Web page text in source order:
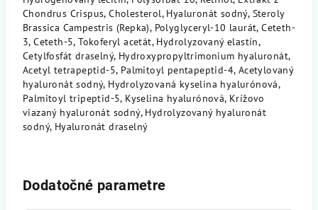
Chondrus Crispus, Cholesterol, Hyaluronát sodný, Steroly
Brassica Campestris (Repka), Polyglyceryl-10 laurát, Ceteth-
3, Ceteth-5, Tokoferyl acetát, Hydrolyzovaný elastín,
Cetylfosfát draselný, Hydroxypropyltrimonium hyaluronát,
Acetyl tetrapeptid-5, Palmitoyl pentapeptid-4, Acetylovaný
hyaluronát sodný, Hydrolyzovaná kyselina hyalurónová,
Palmitoyl tripeptid-5, Kyselina hyalurónová, Krížovo
viazaný hyaluronát sodný, Hydrolyzovaný hyaluronát
sodný, Hyaluronát draselný
Dodatočné parametre